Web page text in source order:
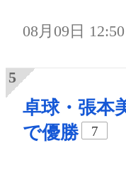
08月09日 12:50
卓球・張本
で優勝
7